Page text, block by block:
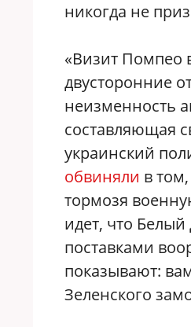
никогда не
«Визит Помпео
двусторонние
неизменность
составляющая
украинский
обвиняли в
тормозя
идет, что
поставками
показывают:
Зеленского